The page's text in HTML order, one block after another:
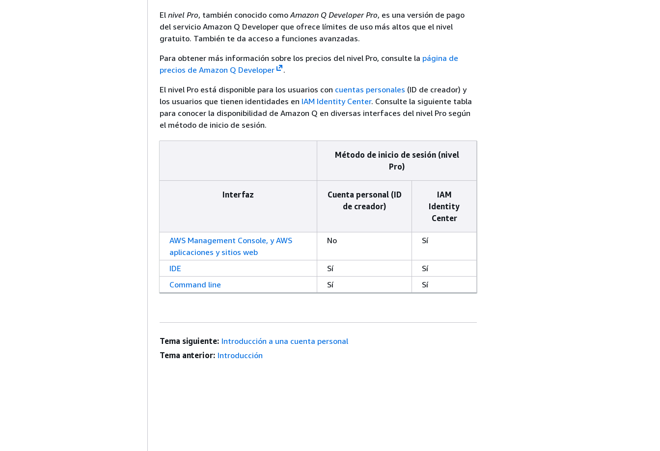
El nivel Pro, también conocido comoAmazon Q Developer Pro, es una versión de pago
del servicio Amazon Q Developer que ofrece límites de uso más altos que el nivel
gratuito. También te da acceso a funciones avanzadas.
Para obtener más información sobre los precios del nivel Pro, consulte la página de
precios de Amazon Q Developer
.
El nivel Pro está disponible para los usuarios con cuentas personales (ID de creador) y
los usuarios que tienen identidades en IAM Identity Center. Consulte la siguiente tabla
para conocer la disponibilidad de Amazon Q en diversas interfaces del nivel Pro según
el método de inicio de sesión.
Método de inicio de sesión (nivel
Pro)
Interfaz
Cuenta personal (ID
de creador)
IAM
Identity
Center
AWS Management Console, y AWS
aplicaciones y sitios web
No Sí
IDE Sí
Sí
Command line
Sí Sí
Tema siguiente: Introducción a una cuenta personal
Tema anterior: Introducción